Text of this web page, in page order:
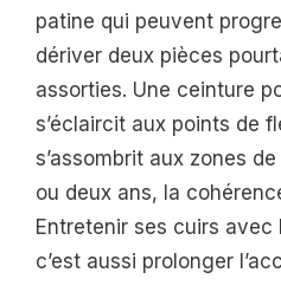
patine qui peuvent
dériver deux pièces
assorties. Une ceinture
s’éclaircit aux points de
s’assombrit aux zones
ou deux ans, la
Entretenir ses cuirs avec
c’est aussi prolonger